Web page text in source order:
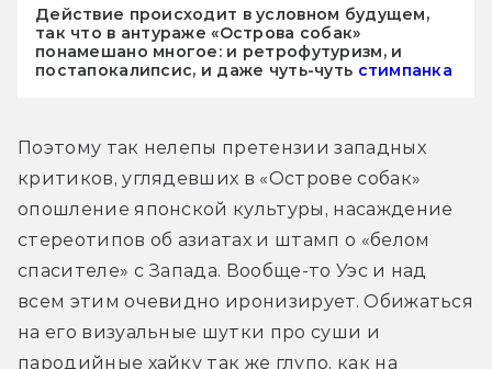
Действие происходит в условном будущем,
так что в антураже «Острова собак»
понамешано многое: и ретрофутуризм, и
постапокалипсис, и даже чуть-чуть стимпанка
Поэтому так нелепы претензии западных
критиков, углядевших в «Острове собак»
опошление японской культуры, насаждение
стереотипов об азиатах и штамп о «белом
спасителе» с Запада. Вообще-то Уэс и над
всем этим очевидно иронизирует. Обижаться
на его визуальные шутки про суши и